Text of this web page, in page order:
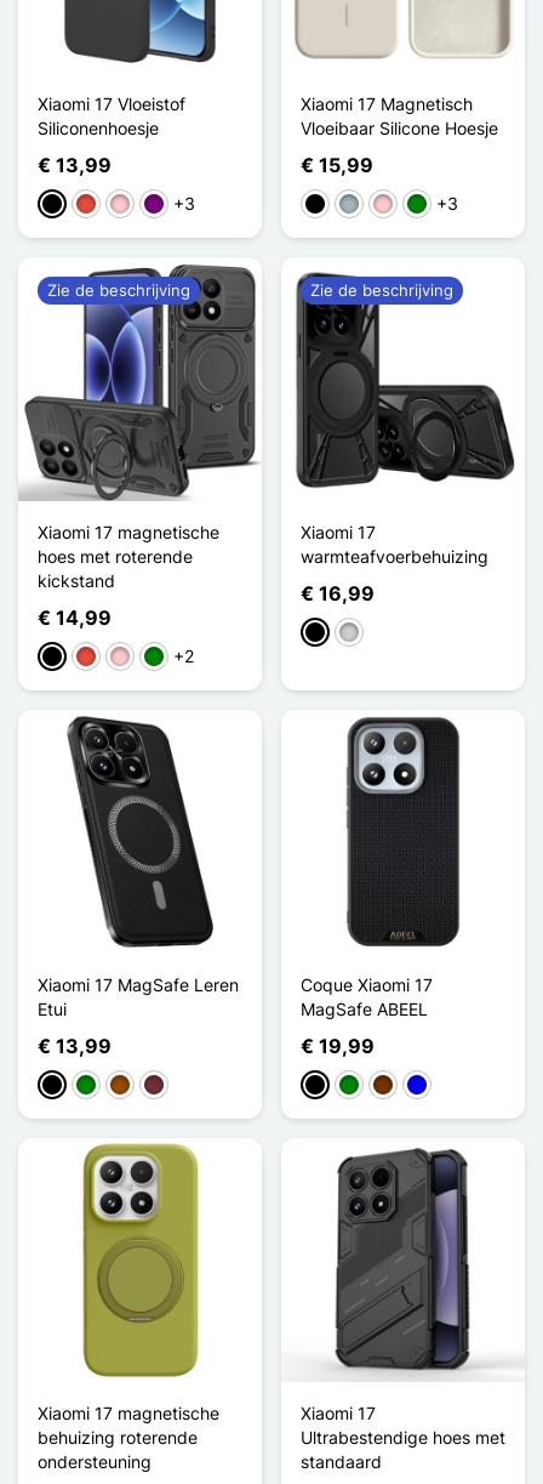
Xiaomi 17 Vloeistof
Siliconenhoesje
€ 13,99
ZwartRoodRozePurper
+3
Xiaomi 17 Magnetisch
Vloeibaar Silicone Hoesje
€ 15,99
ZwartGrijsRozeGroen
+3
Xiaomi 17 magnetische
hoes met roterende
kickstand
€ 14,99
ZwartRoodRozeGroen
+2
Zie de beschrijving
Xiaomi 17
warmteafvoerbehuizing
€ 16,99
ZwartZilver
Zie de beschrijving
Xiaomi 17 MagSafe Leren
Etui
€ 13,99
ZwartGroenBruinRouge Vin
Coque Xiaomi 17
MagSafe ABEEL
€ 19,99
ZwartGroenKoffieBlauw
Xiaomi 17 magnetische
behuizing roterende
ondersteuning
Xiaomi 17
Ultrabestendige hoes met
standaard